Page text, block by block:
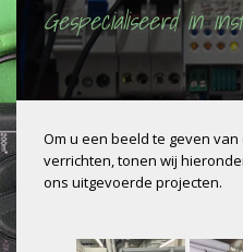
Gespecialiseerd in
Om u een beeld te geven
verrichten, tonen wij
ons uitgevoerde projecten.